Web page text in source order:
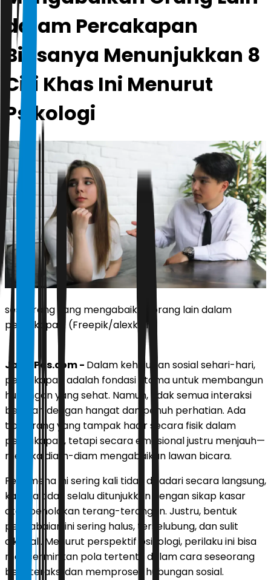
dalam Percakapan
Biasanya Menunjukkan 8
Ciri Khas Ini Menurut
Psikologi
seseorang yang mengabaikan orang lain dalam
percakapan. (Freepik/alexkich)
JawaPos.com - Dalam kehidupan sosial sehari-hari,
percakapan adalah fondasi utama untuk membangun
hubungan yang sehat. Namun, tidak semua interaksi
berjalan dengan hangat dan penuh perhatian. Ada
tipe orang yang tampak hadir secara fisik dalam
percakapan, tetapi secara emosional justru menjauh—
mereka diam-diam mengabaikan lawan bicara.
Fenomena ini sering kali tidak disadari secara langsung,
karena tidak selalu ditunjukkan dengan sikap kasar
atau penolakan terang-terangan. Justru, bentuk
pengabaian ini sering halus, terselubung, dan sulit
dikenali. Menurut perspektif psikologi, perilaku ini bisa
mencerminkan pola tertentu dalam cara seseorang
berinteraksi dan memproses hubungan sosial.